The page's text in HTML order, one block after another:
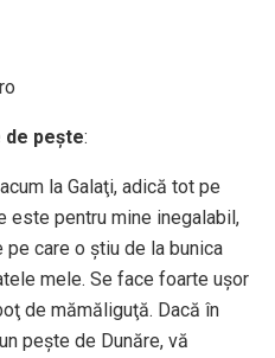
de peşte:
la Galaţi, adică tot pe
este pentru mine inegalabil,
care o ştiu de la bunica
mele. Se face foarte uşor
de mămăliguţă. Dacă în
peşte de Dunăre, vă